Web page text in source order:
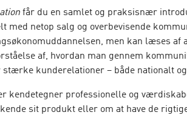
får du en samlet og praksisnær
med netop salg og overbevisende
men kan læses af
af, hvordan man gennem
stærke kunderelationer – både nationalt
kendetegner professionelle og
sit produkt eller om at have de